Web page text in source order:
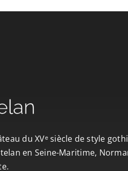
du XVᵉ siècle de style
en Seine-Maritime,